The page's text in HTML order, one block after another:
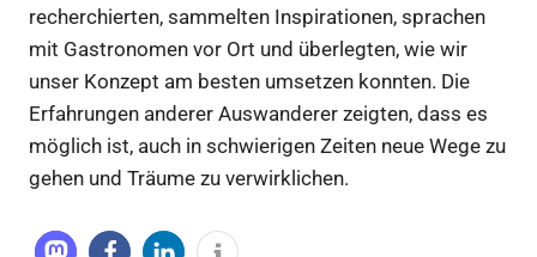
recherchierten, sammelten Inspirationen, sprachen
mit Gastronomen vor Ort und überlegten, wie wir
unser Konzept am besten umsetzen konnten. Die
Erfahrungen anderer Auswanderer zeigten, dass es
möglich ist, auch in schwierigen Zeiten neue Wege zu
gehen und Träume zu verwirklichen.